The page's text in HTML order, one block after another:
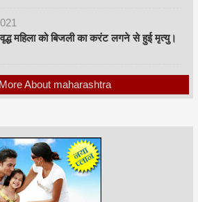
महिला को बिजली का करंट लगने से हुई मृत्यु।
About maharashtra